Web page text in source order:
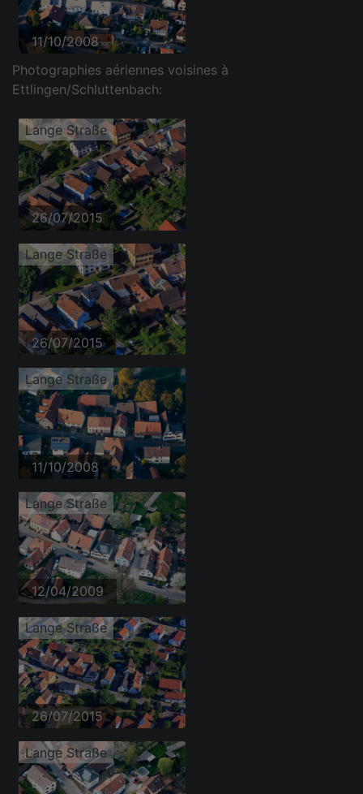
11/10/2008
Photographies aériennes voisines à
Ettlingen/Schluttenbach:
Lange Straße
26/07/2015
Lange Straße
26/07/2015
Lange Straße
11/10/2008
Lange Straße
12/04/2009
Lange Straße
26/07/2015
Lange Straße